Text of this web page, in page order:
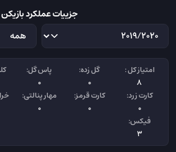
جزییات عملکرد بازیکن
امتیاز کل :
8
گل زده:
0
پاس گل:
0
کارت زرد:
0
کارت قرمز:
0
مهار پنالتی:
0
فیکس:
3